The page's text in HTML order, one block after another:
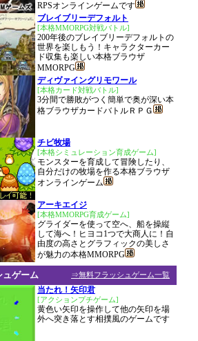
RPSオンラインゲームです
ブレイブリーデフォルト
[本格MMORPG対戦バトル]
200年後のブレイブリーデフォルトの
世界を楽しもう！キャラクターカー
ド収集も楽しい本格ブラウザ
MMORPG
ディヴァイングリモワール
[本格カード対戦バトル]
3分間で勝敗がつく簡単で奥が深い本
格ブラウザカードバトルＲＰＧ
チビ牧場
[本格シミュレーション育成ゲーム]
モンスターを育成して冒険したり、
自分だけの牧場を作る本格ブラウザ
オンラインゲーム
アーキエイジ
[本格MMORPG育成ゲーム]
グライダーを使って空へ、船を操縦
して海へ！ヒヨコ1つで大商人に！自
由度の高さとグラフィックの美しさ
が魅力の本格MMORPG
⇒無料フラッシュゲーム一覧
ュゲーム
当たれ！矢印君
[アクションプチゲーム]
黄色い矢印を操作して他の矢印を場
外へ突き落とす相撲風のゲームです